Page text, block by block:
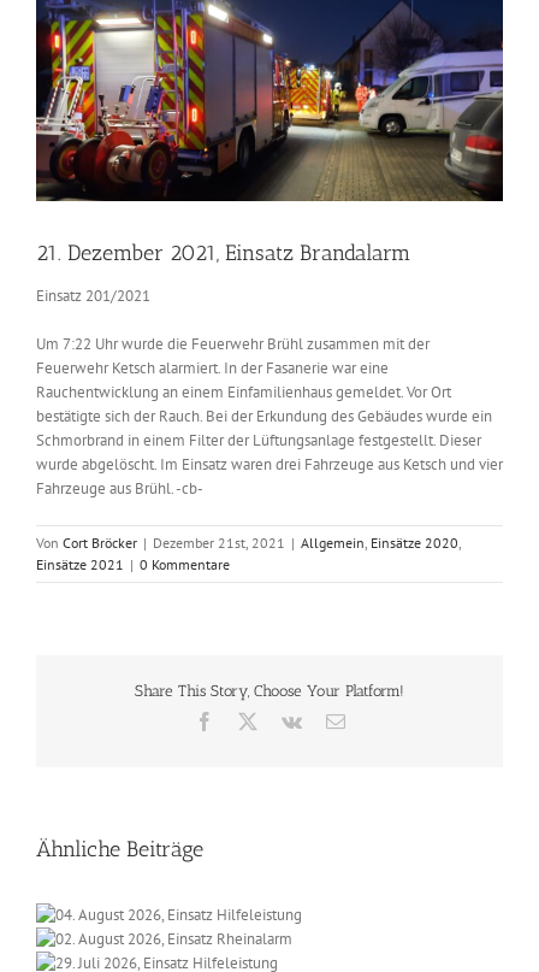
grösseres
Bild
21. Dezember 2021, Einsatz Brandalarm
Einsatz 201/2021
Um 7:22 Uhr wurde die Feuerwehr Brühl zusammen mit der
Feuerwehr Ketsch alarmiert. In der Fasanerie war eine
Rauchentwicklung an einem Einfamilienhaus gemeldet. Vor Ort
bestätigte sich der Rauch. Bei der Erkundung des Gebäudes wurde ein
Schmorbrand in einem Filter der Lüftungsanlage festgestellt. Dieser
wurde abgelöscht. Im Einsatz waren drei Fahrzeuge aus Ketsch und vier
Fahrzeuge aus Brühl. -cb-
Von Cort Bröcker | Dezember 21st, 2021 | Allgemein, Einsätze 2020,
Einsätze 2021 | 0 Kommentare
Share This Story, Choose Your Platform!
Facebook Vk
E-
Ähnliche Beiträge